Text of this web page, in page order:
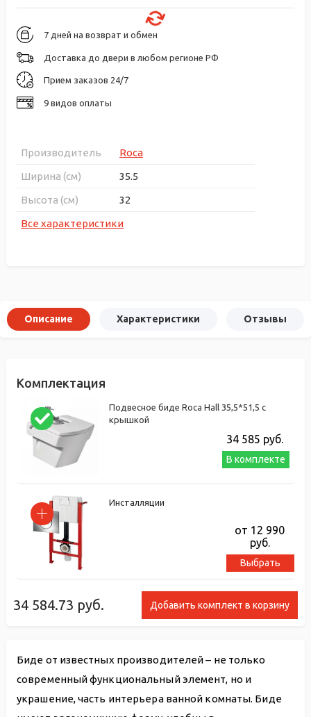
7 дней на возврат и обмен
Доставка до двери в любом регионе РФ
Прием заказов 24/7
9 видов оплаты
Производитель
Roca
Ширина (см)
35.5
Высота (см)
32
Все характеристики
Описание Характеристики Отзывы
Комплектация
34 584.73 руб. Добавить комплект в корзину
Подвесное биде Roca Hall 35,5*51,5 с
крышкой
34 585 руб.
В комплекте
Инсталляции
от 12 990
руб.
Выбрать
Биде от известных производителей – не только
современный функциональный элемент, но и
украшение, часть интерьера ванной комнаты. Биде